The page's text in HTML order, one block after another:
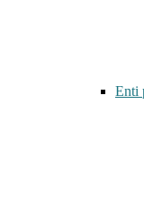
Enti